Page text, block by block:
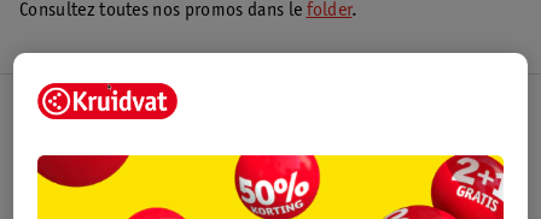
Consultez toutes nos promos dans le folder.